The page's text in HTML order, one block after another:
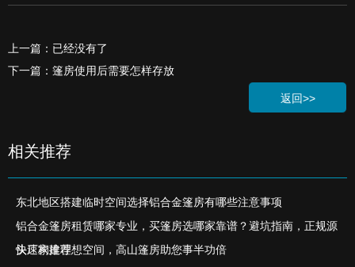
上一篇：已经没有了
下一篇：篷房使用后需要怎样存放
返回>>
相关推荐
东北地区搭建临时空间选择铝合金篷房有哪些注意事项
铝合金篷房租赁哪家专业，买篷房选哪家靠谱？避坑指南，正规源
头厂家推荐
快速构建理想空间，高山篷房助您事半功倍